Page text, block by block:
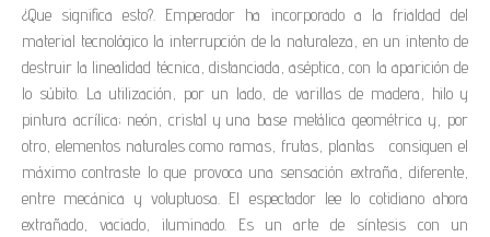
¿Que significa esto?. Emperador ha incorporado a la frialdad del
material tecnológico la interrupción de la naturaleza, en un intento de
destruir la linealidad técnica, distanciada, aséptica, con la aparición de
lo súbito. La utilización, por un lado, de varillas de madera, hilo y
pintura acrílica; neón, cristal y una base metálica geométrica y, por
otro, elementos naturales como ramas, frutas, plantas consiguen el
máximo contraste lo que provoca una sensación extraña, diferente,
entre mecánica y voluptuosa. El espectador lee lo cotidiano ahora
extrañado, vaciado, iluminado. Es un arte de síntesis con un